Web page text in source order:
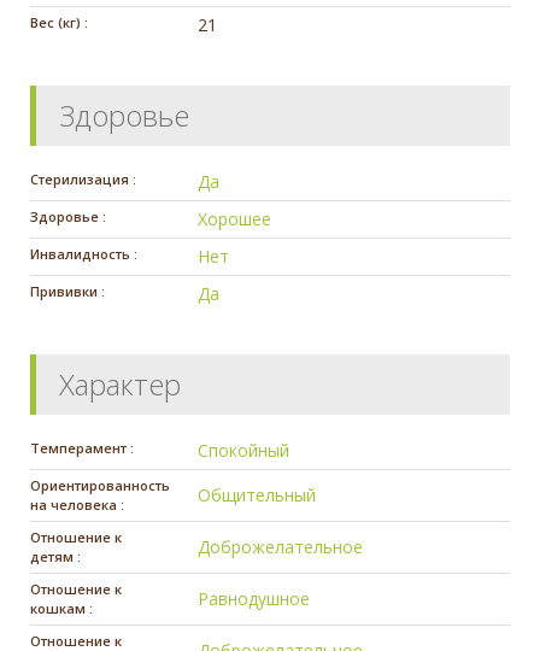
Вес (кг) : 21
Здоровье
Стерилизация : Да
Здоровье : Хорошее
Инвалидность : Нет
Прививки : Да
Характер
Темперамент : Спокойный
Ориентированность
на человека :
Общительный
Отношение к
детям :
Доброжелательное
Отношение к
кошкам :
Равнодушное
Отношение к